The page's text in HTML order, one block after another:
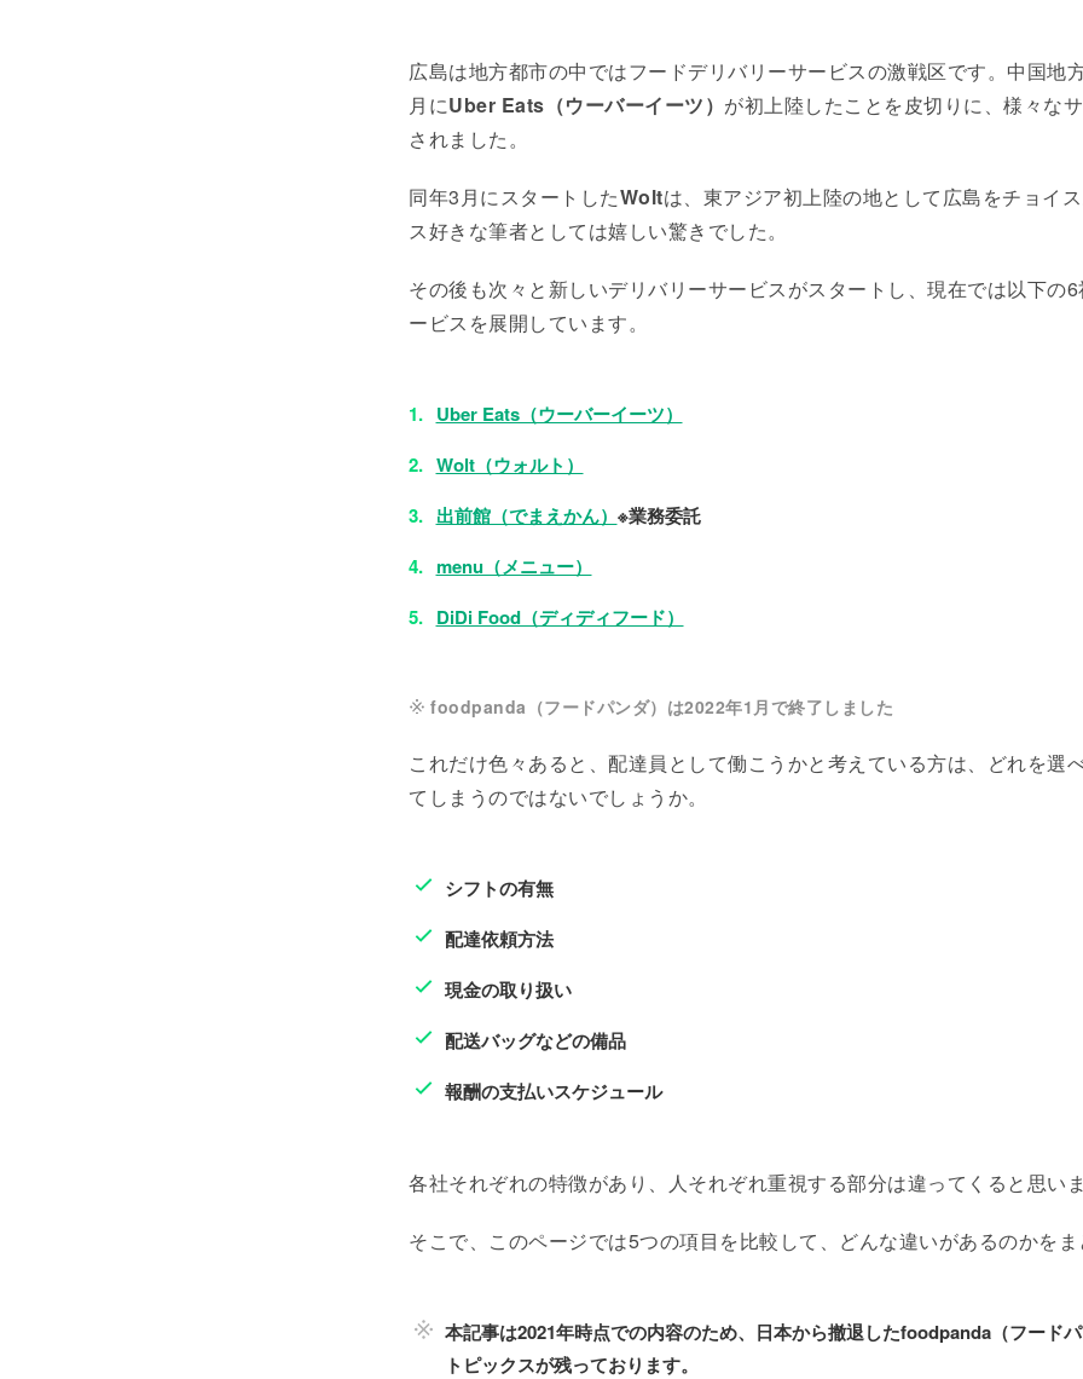
広島は地方都市の中ではフードデリバリーサービスの激戦区です。中国地
月にUber Eats（ウーバーイーツ） が初上陸したことを皮切りに、様々な
されました。
同年3月にスタートしたWoltは、東アジア初上陸の地として広島をチョイ
ス好きな筆者としては嬉しい驚きでした。
その後も次々と新しいデリバリーサービスがスタートし、現在では以下の
ービスを展開しています。
Uber Eats（ウーバーイーツ）
Wolt（ウォルト）
出前館（でまえかん） ※業務委託
menu（メニュー）
DiDi Food（ディディフード）
foodpanda（フードパンダ）は2022年1月で終了しました
これだけ色々あると、配達員として働こうかと考えている方は、どれを選
てしまうのではないでしょうか。
シフトの有無
配達依頼方法
現金の取り扱い
配送バッグなどの備品
報酬の支払いスケジュール
各社それぞれの特徴があり、人それぞれ重視する部分は違ってくると思いま
そこで、このページでは5つの項目を比較して、どんな違いがあるのかをま
本記事は2021年時点での内容のため、日本から撤退したfoodpanda（フード
トピックスが残っております。